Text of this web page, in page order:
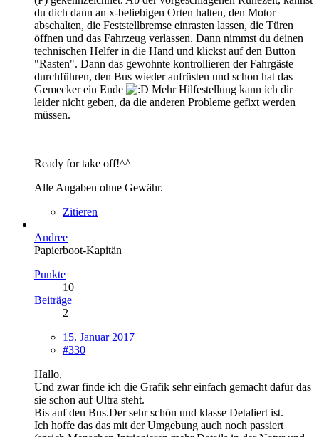
du dich dann an x-beliebigen Orten halten, den Motor
abschalten, die Feststellbremse einrasten lassen, die Türen
öffnen und das Fahrzeug verlassen. Dann nimmst du deinen
technischen Helfer in die Hand und klickst auf den Button
"Rasten". Dann das gewohnte kontrollieren der Fahrgäste
durchführen, den Bus wieder aufrüsten und schon hat das
Gemecker ein Ende
Mehr Hilfestellung kann ich dir
leider nicht geben, da die anderen Probleme gefixt werden
müssen.
Ready for take off!^^
Alle Angaben ohne Gewähr.
Zitieren
Andree
Papierboot-Kapitän
Punkte
10
Beiträge
2
15. Januar 2017
#330
Hallo,
Und zwar finde ich die Grafik sehr einfach gemacht dafür das
sie schon auf Ultra steht.
Bis auf den Bus.Der sehr schön und klasse Detaliert ist.
Ich hoffe das das mit der Umgebung auch noch passiert